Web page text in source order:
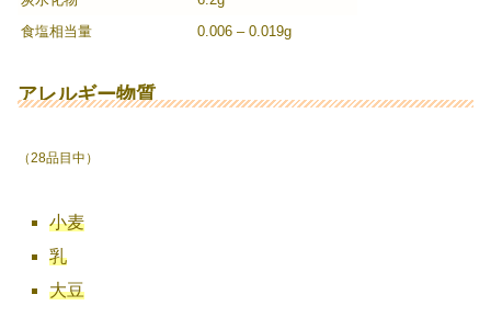
食塩相当量
0.006 – 0.019g
アレルギー物質
（28品目中）
小麦
乳
大豆